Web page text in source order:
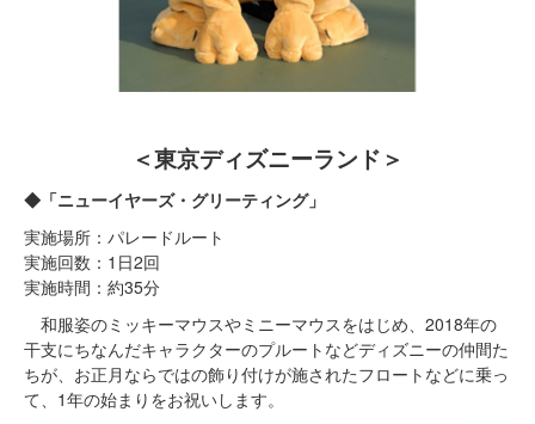
＜東京ディズニーランド＞
◆「ニューイヤーズ・グリーティング」
実施場所：パレードルート
実施回数：1日2回
実施時間：約35分
和服姿のミッキーマウスやミニーマウスをはじめ、2018年の
干支にちなんだキャラクターのプルートなどディズニーの仲間た
ちが、お正月ならではの飾り付けが施されたフロートなどに乗っ
て、1年の始まりをお祝いします。